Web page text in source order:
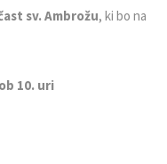
sv. Ambrožu, ki bo na
10. uri